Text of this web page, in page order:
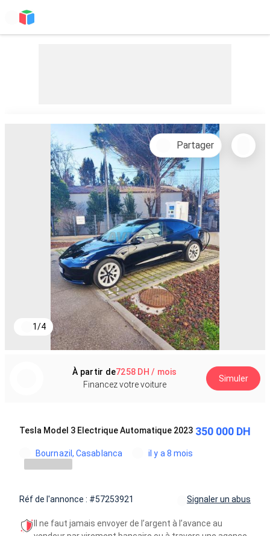
1/4
Partager
À partir de7258 DH / mois
Financez votre voiture
Simuler
Tesla Model 3 Electrique Automatique 2023 350 000 DH
Bournazil, Casablanca il y a 8 mois
Réf de l'annonce : #57253921 Signaler un abus
Il ne faut jamais envoyer de l’argent à l’avance au